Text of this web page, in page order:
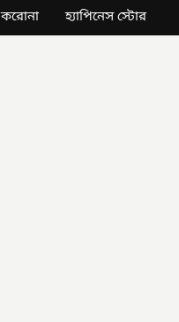
করোনা হ্যাপিনেস স্টোর